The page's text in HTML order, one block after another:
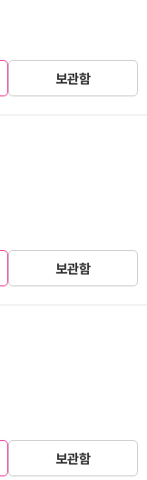
보관함
보관함
보관함